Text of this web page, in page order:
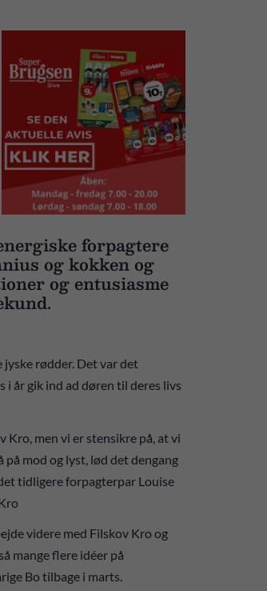
forpagtere
og kokken og
og entusiasme
jyske rødder. Det var det
i år gik ind ad døren til deres livs
Kro, men vi er stensikre på, at vi
mod og lyst, lød det dengang
tidligere forpagterpar Louise
videre med Filskov Kro og
mange flere idéer på
Bo tilbage i marts.